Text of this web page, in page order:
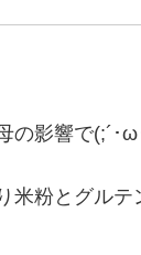
の影響で(;´･ω
粉とグルテ